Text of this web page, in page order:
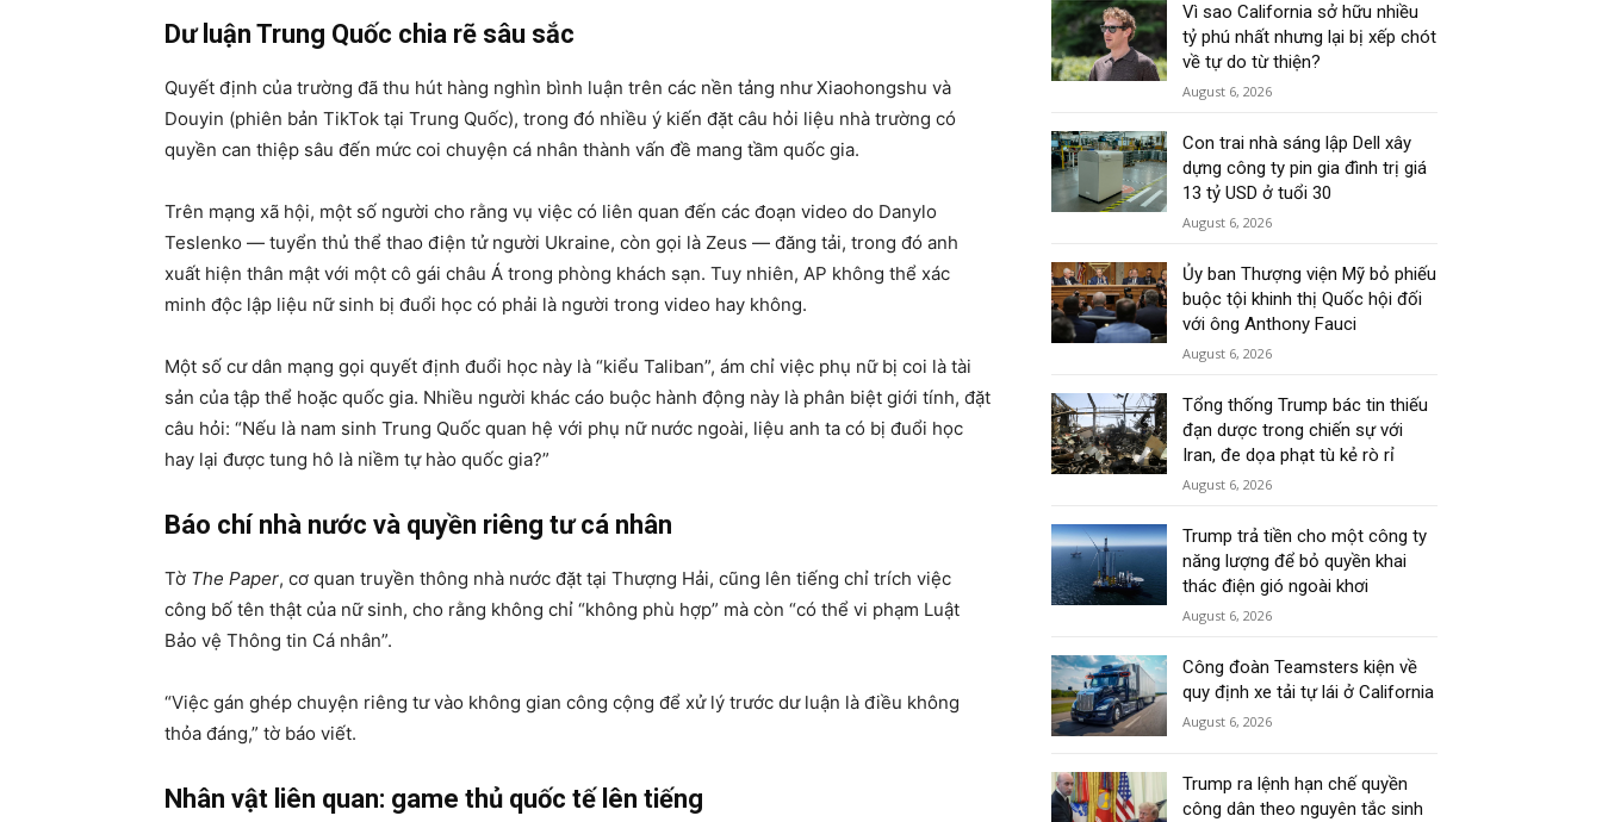
Dư luận Trung Quốc chia rẽ sâu sắc
Quyết định của trường đã thu hút hàng nghìn bình luận trên các nền tảng như Xiaohongshu và
Douyin (phiên bản TikTok tại Trung Quốc), trong đó nhiều ý kiến đặt câu hỏi liệu nhà trường có
quyền can thiệp sâu đến mức coi chuyện cá nhân thành vấn đề mang tầm quốc gia.
Trên mạng xã hội, một số người cho rằng vụ việc có liên quan đến các đoạn video do Danylo
Teslenko — tuyển thủ thể thao điện tử người Ukraine, còn gọi là Zeus — đăng tải, trong đó anh
xuất hiện thân mật với một cô gái châu Á trong phòng khách sạn. Tuy nhiên, AP không thể xác
minh độc lập liệu nữ sinh bị đuổi học có phải là người trong video hay không.
Một số cư dân mạng gọi quyết định đuổi học này là “kiểu Taliban”, ám chỉ việc phụ nữ bị coi là tài
sản của tập thể hoặc quốc gia. Nhiều người khác cáo buộc hành động này là phân biệt giới tính, đặt
câu hỏi: “Nếu là nam sinh Trung Quốc quan hệ với phụ nữ nước ngoài, liệu anh ta có bị đuổi học
hay lại được tung hô là niềm tự hào quốc gia?”
Báo chí nhà nước và quyền riêng tư cá nhân
Tờ The Paper, cơ quan truyền thông nhà nước đặt tại Thượng Hải, cũng lên tiếng chỉ trích việc
công bố tên thật của nữ sinh, cho rằng không chỉ “không phù hợp” mà còn “có thể vi phạm Luật
Bảo vệ Thông tin Cá nhân”.
“Việc gán ghép chuyện riêng tư vào không gian công cộng để xử lý trước dư luận là điều không
thỏa đáng,” tờ báo viết.
Nhân vật liên quan: game thủ quốc tế lên tiếng
Vì sao California sở hữu nhiều
tỷ phú nhất nhưng lại bị xếp chót
về tự do từ thiện?
August 6, 2026
Con trai nhà sáng lập Dell xây
dựng công ty pin gia đình trị giá
13 tỷ USD ở tuổi 30
August 6, 2026
Ủy ban Thượng viện Mỹ bỏ phiếu
buộc tội khinh thị Quốc hội đối
với ông Anthony Fauci
August 6, 2026
Tổng thống Trump bác tin thiếu
đạn dược trong chiến sự với
Iran, đe dọa phạt tù kẻ rò rỉ
August 6, 2026
Trump trả tiền cho một công ty
năng lượng để bỏ quyền khai
thác điện gió ngoài khơi
August 6, 2026
Công đoàn Teamsters kiện về
quy định xe tải tự lái ở California
August 6, 2026
Trump ra lệnh hạn chế quyền
công dân theo nguyên tắc sinh